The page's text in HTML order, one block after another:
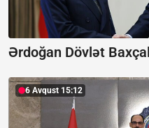
Ərdoğan Dövlət
6 Avqust 15:12